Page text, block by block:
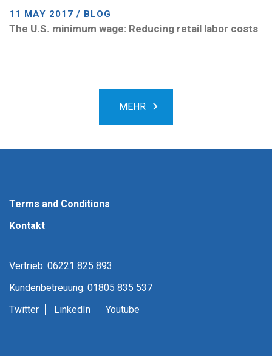
11 MAY 2017 / BLOG
The U.S. minimum wage: Reducing retail labor costs
MEHR
Terms and Conditions
Kontakt
Vertrieb: 06221 825 893
Kundenbetreuung: 01805 835 537
Twitter
LinkedIn Youtube